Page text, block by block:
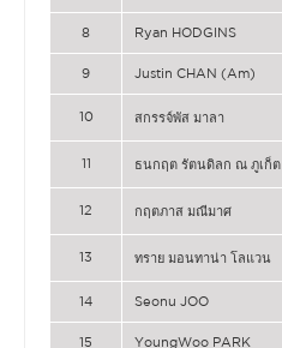
8 Ryan HODGINS
9 Justin CHAN (Am)
10 สกรรจ์พัส มาลา
11 ธนกฤต รัตนดิลก ณ ภูเก็ต
12 กฤตภาส มณีมาศ
13 ทราย มอนทาน่า โลแวน
14 Seonu JOO
15 YoungWoo PARK